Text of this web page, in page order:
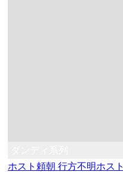
ホスト頼朝 行方不明ホス